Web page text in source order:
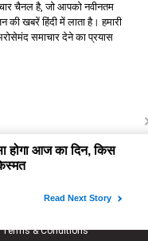
चैनल है, जो आपको नवीनतम
की खबरें हिंदी में लाता है। हमारी
समाचार देने का प्रयास
| All Rights Reserved.
Terms & Conditions